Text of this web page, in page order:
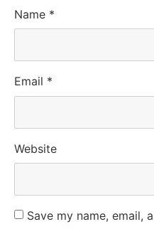
Name *
Email *
Website
Save my name, email,